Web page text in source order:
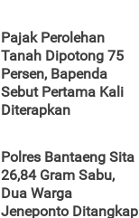
Pajak Perolehan
Tanah Dipotong 75
Persen, Bapenda
Sebut Pertama Kali
Diterapkan
Polres Bantaeng Sita
26,84 Gram Sabu,
Dua Warga
Jeneponto Ditangkap